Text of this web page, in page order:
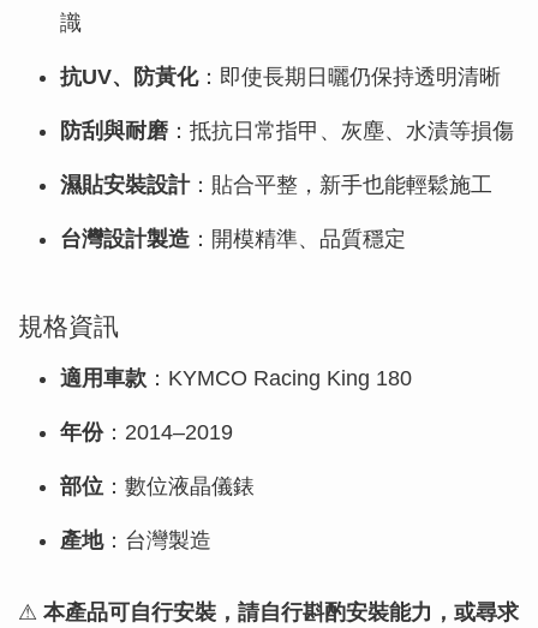
識
抗UV、防黃化：即使長期日曬仍保持透明清晰
防刮與耐磨：抵抗日常指甲、灰塵、水漬等損傷
濕貼安裝設計：貼合平整，新手也能輕鬆施工
台灣設計製造 ：開模精準、品質穩定
規格資訊
適用車款 ：KYMCO Racing King 180
年份：2014–2019
部位 ：數位液晶儀錶
產地：台灣製造
⚠ 本產品可自行安裝，請自行斟酌安裝能力，或尋求